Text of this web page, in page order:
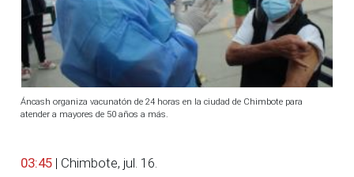
Áncash organiza vacunatón de 24 horas en la ciudad de Chimbote para
atender a mayores de 50 años a más.
03:45 | Chimbote, jul. 16.